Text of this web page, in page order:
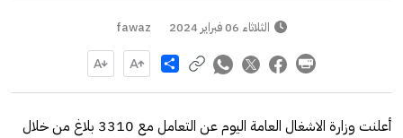
الثلاثاء 06 فبراير 2024 fawaz
Share
أعلنت وزارة الاشغال العامة اليوم عن التعامل مع 3310 بلاغ من خلال